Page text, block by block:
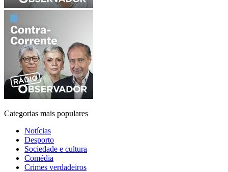
Categorias mais populares
Notícias
Desporto
Sociedade e cultura
Comédia
Crimes verdadeiros